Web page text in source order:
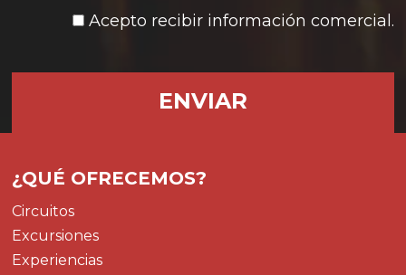
Acepto recibir información comercial.
¿QUÉ OFRECEMOS?
Circuitos
Excursiones
Experiencias